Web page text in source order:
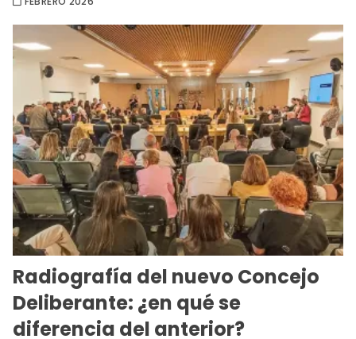
Radiografía del nuevo Concejo
Deliberante: ¿en qué se
diferencia del anterior?